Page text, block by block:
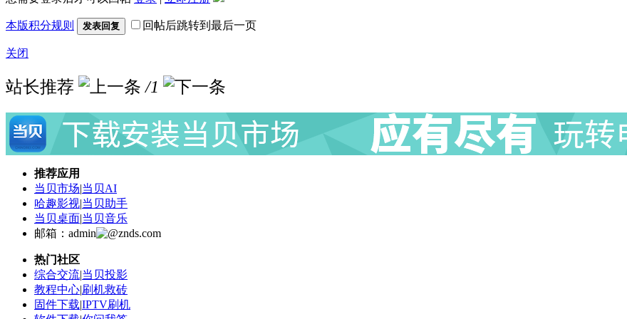
本版积分规则 发表回复 回帖后跳转到最后一页
关闭
站长推荐 /1
推荐应用
当贝市场|当贝AI
哈趣影视|当贝助手
当贝桌面|当贝音乐
邮箱：admin
znds.com
热门社区
综合交流|当贝投影
教程中心|刷机救砖
固件下载|IPTV刷机